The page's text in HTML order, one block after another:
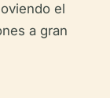
el
a gran